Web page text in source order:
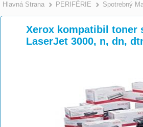
Hlavná Strana >
PERIFÉRIE Spotrebný
Xerox kompatibil toner
LaserJet 3000, n, dn,